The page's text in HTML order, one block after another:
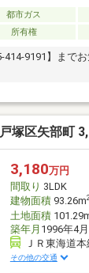
都市ガス
所有権
9191】まで
塚区矢部町
3,180万円
間取り 3LDK
建物面積93.26m
土地面積
築年月 1996年4
ＪＲ東海道
その他の交通